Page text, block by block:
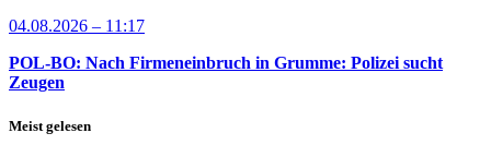
04.08.2026 – 11:17
POL-BO: Nach Firmeneinbruch in Grumme: Polizei sucht
Zeugen
Meist gelesen